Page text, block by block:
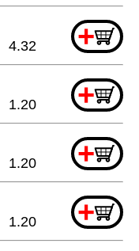
+
4.32
+
1.20
+
1.20
+
1.20